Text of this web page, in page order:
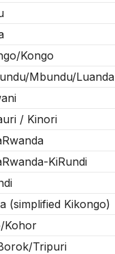
Kongo
Mbundu/Luanda
/ Kinori
KiRundi
(simplified Kikongo)
Kohor
Tripuri